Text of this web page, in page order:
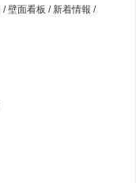
/壁面看板 /新着情報 /